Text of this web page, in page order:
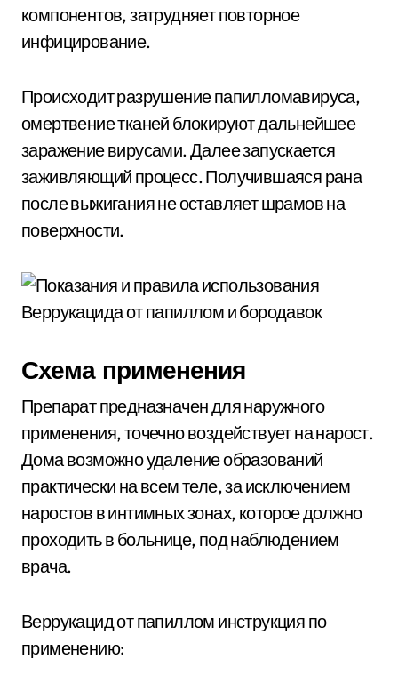
компонентов, затрудняет повторное
инфицирование.
Происходит разрушение папилломавируса,
омертвение тканей блокируют дальнейшее
заражение вирусами. Далее запускается
заживляющий процесс. Получившаяся рана
после выжигания не оставляет шрамов на
поверхности.
Схема применения
Препарат предназначен для наружного
применения, точечно воздействует на нарост.
Дома возможно удаление образований
практически на всем теле, за исключением
наростов в интимных зонах, которое должно
проходить в больнице, под наблюдением
врача.
Веррукацид от папиллом инструкция по
применению: